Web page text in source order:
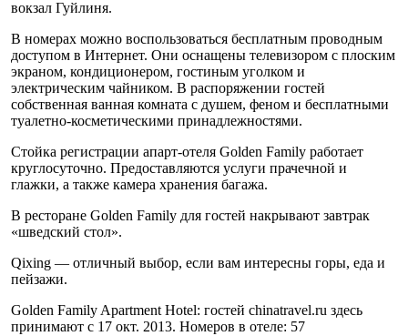
вокзал Гуйлиня.
В номерах можно воспользоваться бесплатным проводным
доступом в Интернет. Они оснащены телевизором с плоским
экраном, кондиционером, гостиным уголком и
электрическим чайником. В распоряжении гостей
собственная ванная комната с душем, феном и бесплатными
туалетно-косметическими принадлежностями.
Стойка регистрации апарт-отеля Golden Family работает
круглосуточно. Предоставляются услуги прачечной и
глажки, а также камера хранения багажа.
В ресторане Golden Family для гостей накрывают завтрак
«шведский стол».
Qixing — отличный выбор, если вам интересны горы, еда и
пейзажи.
Golden Family Apartment Hotel: гостей chinatravel.ru здесь
принимают с 17 окт. 2013. Номеров в отеле: 57